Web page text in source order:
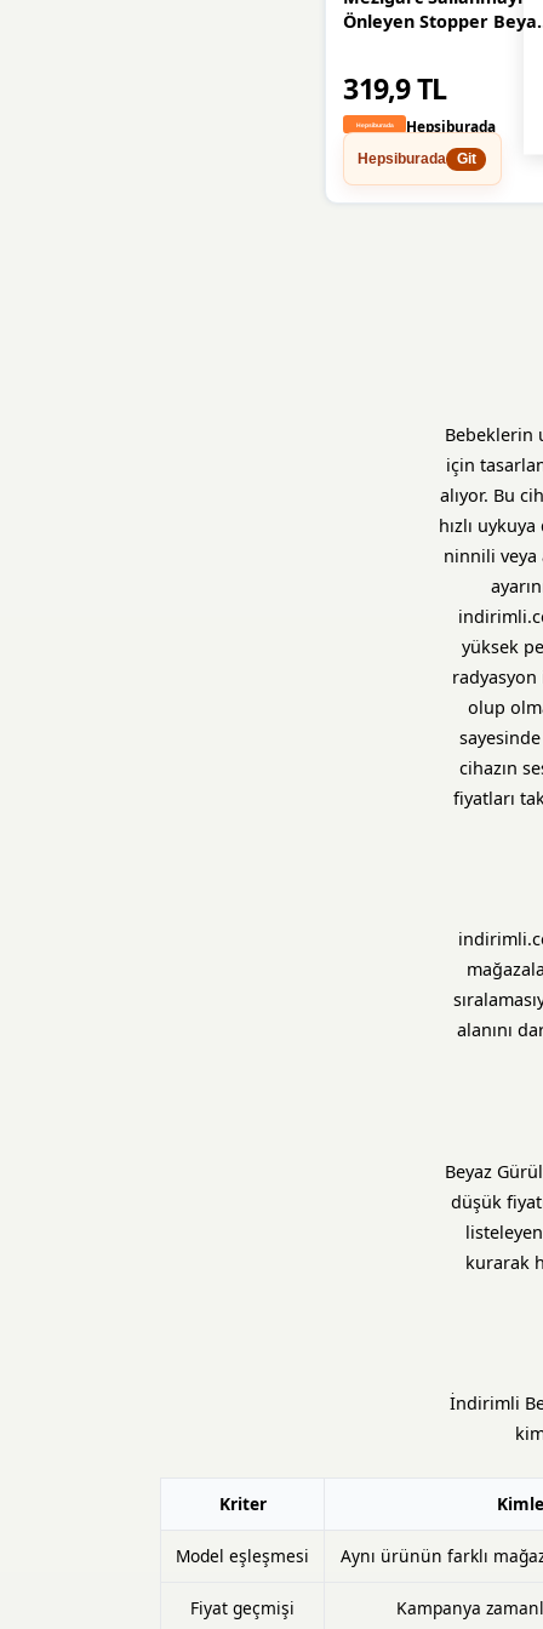
Önleyen Stopper
Makinası Buzdolabı
Yükseltici Gürültü
Önleyici 4 Tane
319,9 TL
Hepsiburada
Hepsiburada Git
Bebeklerin
için
alıyor. Bu
hızlı
ninnili veya
yüksek
radyasyon
olup
cihazın
fiyatları
alanını
Beyaz
düşük
kurarak
İndirimli
Kriter
Model eşleşmesi Aynı ürünün farklı
Fiyat geçmişi Kampanya